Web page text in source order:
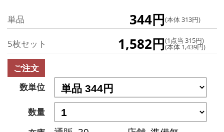
単品 344円(本体 313円)
5枚セット 1,582円(1点当 315円)
(本体 1,439円)
ご注文
数単位
数量